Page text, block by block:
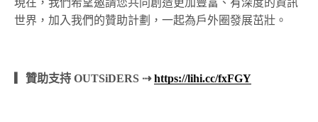
世界，加入我們的贊助計劃，一起為戶外圈發展茁壯。
▎贊助支持 OUTSiDERS ⇢https://lihi.cc/fxFGY